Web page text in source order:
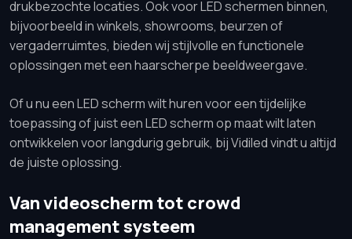
drukbezochte locaties. Ook voor LED schermen binnen,
bijvoorbeeld in winkels, showrooms, beurzen of
vergaderruimtes, bieden wij stijlvolle en functionele
oplossingen met een haarscherpe beeldweergave.
Of u nu een LED scherm wilt huren voor een tijdelijke
toepassing of juist een LED scherm op maat wilt laten
ontwikkelen voor langdurig gebruik, bij Vidiled vindt u altijd
de juiste oplossing.
Van videoscherm tot crowd
management systeem